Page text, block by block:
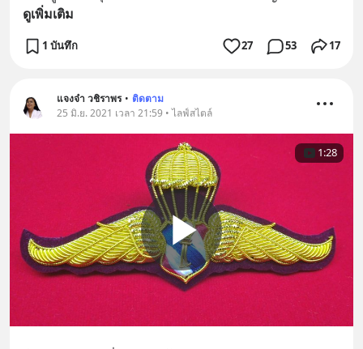
ดูเพิ่มเติม
1 บันทึก 27 53 17
แจงจ๋า วชิราพร • ติดตาม
25 มิ.ย. 2021 เวลา 21:59 • ไลฟ์สไตล์
1:28